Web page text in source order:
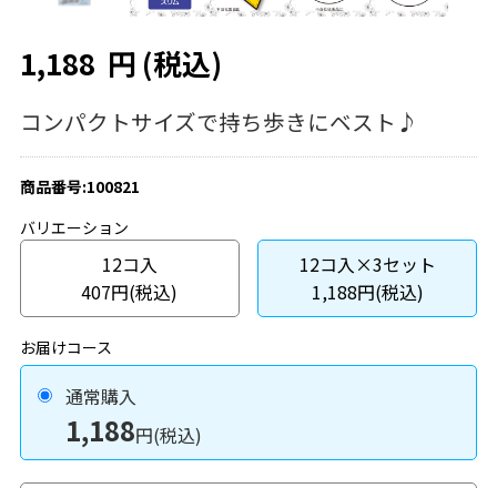
1,188 円 (税込)
コンパクトサイズで持ち歩きにベスト♪
商品番号:100821
バリエーション
12コ入
407円(税込)
12コ入×3セット
1,188円(税込)
お届けコース
通常購入
1,188円(税込)